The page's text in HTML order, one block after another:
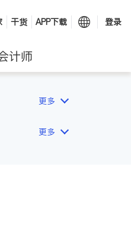
干货 APP下载 登录
计师
更多
更多